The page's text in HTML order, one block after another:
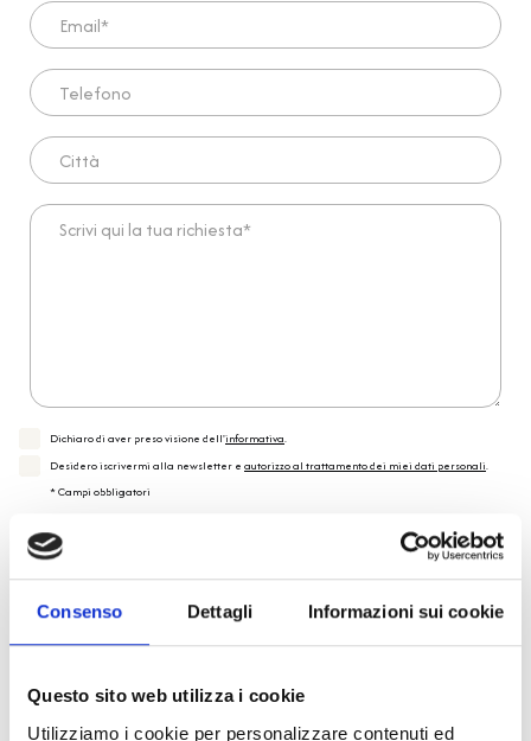
Consenso Dettagli Informazioni sui cookie
Questo sito web utilizza i cookie
Utilizziamo i cookie per personalizzare contenuti ed
Email*
Telefono
Città
Scrivi qui la tua richiesta*
Dichiaro di aver preso visione dell'informativa.
Desidero iscrivermi alla newsletter e autorizzo al trattamento dei miei dati personali.
* Campi obbligatori
PRONTA consegna